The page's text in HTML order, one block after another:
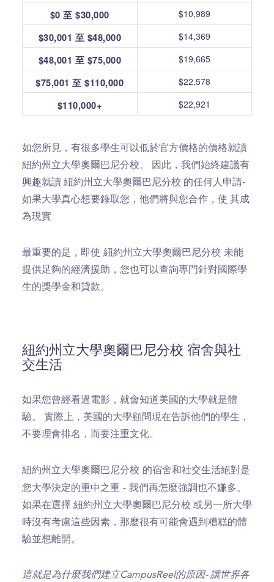
$0 至 $30,000 $10,989
$30,001 至 $48,000 $14,369
$48,001 至 $75,000 $19,665
$75,001 至 $110,000 $22,578
$110,000+ $22,921
如您所見，有很多學生可以低於官方價格的價格就讀
紐約州立大學奧爾巴尼分校。 因此，我們始終建議有
興趣就讀 紐約州立大學奧爾巴尼分校 的任何人申請-
如果大學真心想要錄取您，他們將與您合作，使 其成
為現實
最重要的是，即使 紐約州立大學奧爾巴尼分校 未能
提供足夠的經濟援助，您也可以查詢專門針對國際學
生的獎學金和貸款。
紐約州立大學奧爾巴尼分校 宿舍與社
交生活
如果您曾經看過電影，就會知道美國的大學就是體
驗。 實際上，美國的大學顧問現在告訴他們的學生，
不要理會排名，而要注重文化。
紐約州立大學奧爾巴尼分校 的宿舍和社交生活絕對是
您大學決定的重中之重 - 我們再怎麼強調也不嫌多。
如果在選擇 紐約州立大學奧爾巴尼分校 或另一所大學
時沒有考慮這些因素，那麼很有可能會遇到糟糕的體
驗並想離開。
這就是為什麼我們建立CampusReel的原因- 讓世界各